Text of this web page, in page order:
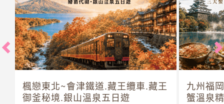
楓戀東北~會津鐵道.藏王纜車.藏王
御釜秘境.銀山溫泉五日遊
九州福
蟹溫泉